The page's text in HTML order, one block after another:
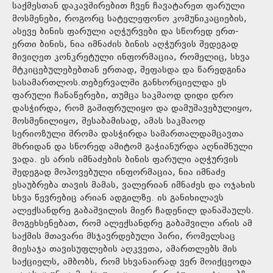
საქმესთან დაკავშირებით ჩვენ ჩავატარეთ ფარული
მოსმენები, როგორც სატელეფონო კომუნიკაციების,
ასევე ბინის ფარული აღჭურვები და სწორედ ერთ-
ერთი ბინის, ნია იმნაძის ბინის აღჭურვის შედეგად
მივიღეთ კონკრეტული ინფორმაცია, რომელიც, სხვა
მტკიცებულებებთან ერთად, შეფასდა და წარედგინა
სასამართლოს.თებერვალში განხორციელდა ეს
ფარული ჩანაწერები, თუმცა საკმაოდ დიდი დრო
დასჭირდა, რომ გაშიფრულიყო და დამუშავებულიყო,
მოსმენილიყო, შესაბამისად, ამას საკმაოდ
სერიოზული შრომა დასჭირდა სამართალდამცავთა
მხრიდან და სწორედ ამიტომ გაჭიანურდა აღნიშნული
ვადა. ეს არის იმნაძების ბინის ფარული აღჭურვის
შედეგად მოპოვებული ინფორმაცია, ნია იმნაძე
ესაუბრება თავის მამას, ვალერიან იმნაძეს და ოჯახის
სხვა წევრებიც არიან ადგილზე. ის განიხილავს
ალექსანდრე გაბაშვილის მიერ ჩადენილ დანაშაულს.
მოგეხსენებათ, რომ ალექსანდრე გაბაშვილი არის ამ
საქმის მთავარი მსჯავრდებული პირი, რომელსაც
მიესაჯა თავისუფლების აღკვეთა, ამართლებს მის
საქციელს, ამბობს, რომ სხვანაირად ვერ მოიქცეოდა